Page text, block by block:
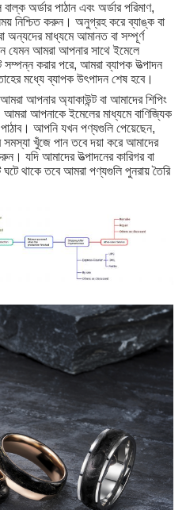
অর্ডার পাঠান এবং অর্ডার পরিমাণ,
নিশ্চিত করুন। অনুগ্রহ করে ব্যাঙ্ক বা
অন্যদের মাধ্যমে আমানত বা সম্পূর্ণ
যেমন আমরা আপনার সাথে ইমেলে
করার পরে, আমরা ব্যাপক উত্পাদন
মধ্যে ব্যাপক উৎপাদন শেষ হবে।
আপনার অ্যাকাউন্ট বা আমাদের শিপিং
আমরা আপনাকে ইমেলের মাধ্যমে বাণিজ্যিক
পাঠাব। আপনি যখন পণ্যগুলি পেয়েছেন,
খুঁজে পান তবে দয়া করে আমাদের
যদি আমাদের উত্পাদনের কারিগর বা
ঘটে থাকে তবে আমরা পণ্যগুলি পুনরায় তৈরি